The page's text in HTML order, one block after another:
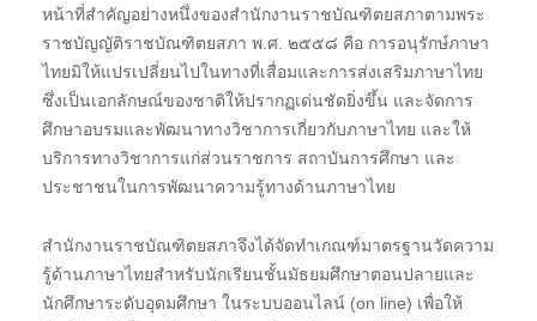
หน้าที่สำคัญอย่างหนึ่งของสำนักงานราชบัณฑิตยสภาตามพระ
ราชบัญญัติราชบัณฑิตยสภา พ.ศ. ๒๕๕๘ คือ การอนุรักษ์ภาษา
ไทยมิให้แปรเปลี่ยนไปในทางที่เสื่อมและการส่งเสริมภาษาไทย
ซึ่งเป็นเอกลักษณ์ของชาติให้ปรากฏเด่นชัดยิ่งขึ้น และจัดการ
ศึกษาอบรมและพัฒนาทางวิชาการเกี่ยวกับภาษาไทย และให้
บริการทางวิชาการแก่ส่วนราชการ สถาบันการศึกษา และ
ประชาชนในการพัฒนาความรู้ทางด้านภาษาไทย
สำนักงานราชบัณฑิตยสภาจึงได้จัดทำเกณฑ์มาตรฐานวัดความ
รู้ด้านภาษาไทยสำหรับนักเรียนชั้นมัธยมศึกษาตอนปลายและ
นักศึกษาระดับอุดมศึกษา ในระบบออนไลน์ (on line) เพื่อให้